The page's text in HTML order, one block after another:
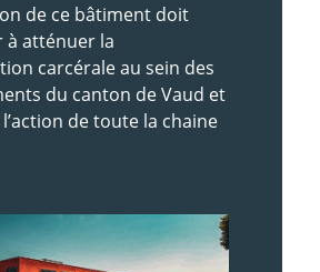
de ce bâtiment doit
atténuer la
carcérale au sein des
du canton de Vaud et
de toute la chaine